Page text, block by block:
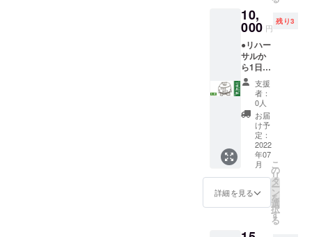
定して
おりま
できま
す♡ ※
会場ま
での交
通費等
は支援
者様の
実費と
なりま
す。
10,
000 円
残り3
●リハー
サルか
ら1日参
加券で
応援！
(札幌公
演) (3
名)
￥5,000
※イベン
トを丸
ごと堪
能でき
ます。
※お礼の
メッ
を送ら
支援
者：
0人
お届
け予
定：
2022
年07
月
詳細を見る
こ
の
リ
タ
ー
ン
を
選
択
す
る